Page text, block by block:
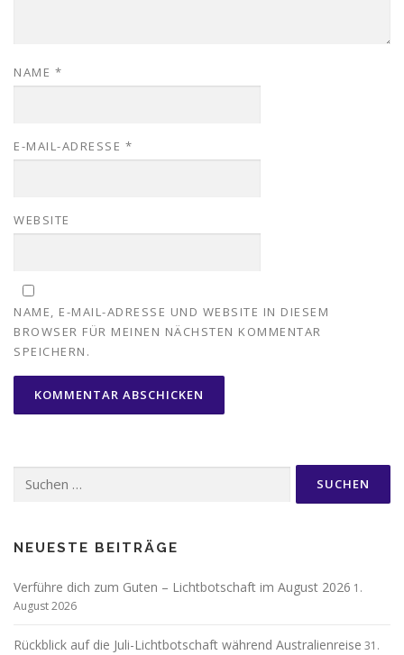
NAME *
E-MAIL-ADRESSE *
WEBSITE
NAME, E-MAIL-ADRESSE UND WEBSITE IN DIESEM
BROWSER FÜR MEINEN NÄCHSTEN KOMMENTAR
SPEICHERN.
nach:
NEUESTE BEITRÄGE
Verführe dich zum Guten – Lichtbotschaft im August 2026 1.
August 2026
Rückblick auf die Juli-Lichtbotschaft während Australienreise 31.